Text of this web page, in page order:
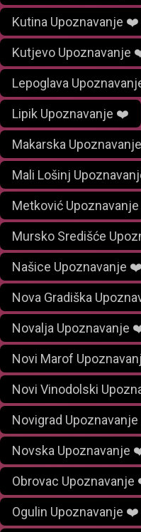
Kutina Upoznavanje ❤️
Kutjevo Upoznavanje
Lepoglava
Lipik Upoznavanje ❤️
Makarska
Mali Lošinj
Metković
Mursko Središće
Našice Upoznavanje ❤️
Nova Gradiška
Novalja Upoznavanje
Novi Marof
Novi Vinodolski
Novigrad
Novska Upoznavanje
Obrovac
Ogulin Upoznavanje ❤️